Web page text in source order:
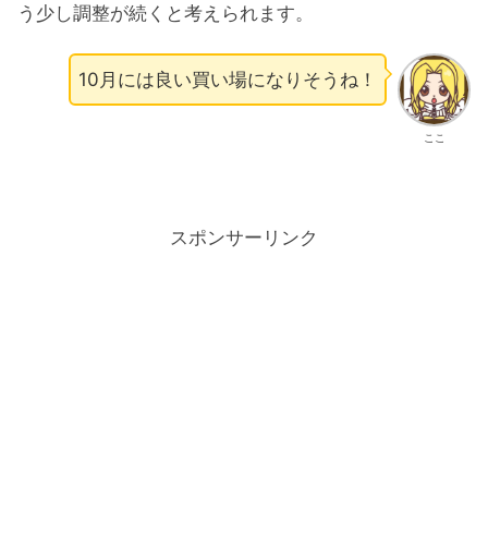
う少し調整が続くと考えられます。
ここ
10月には良い買い場になりそうね！
スポンサーリンク